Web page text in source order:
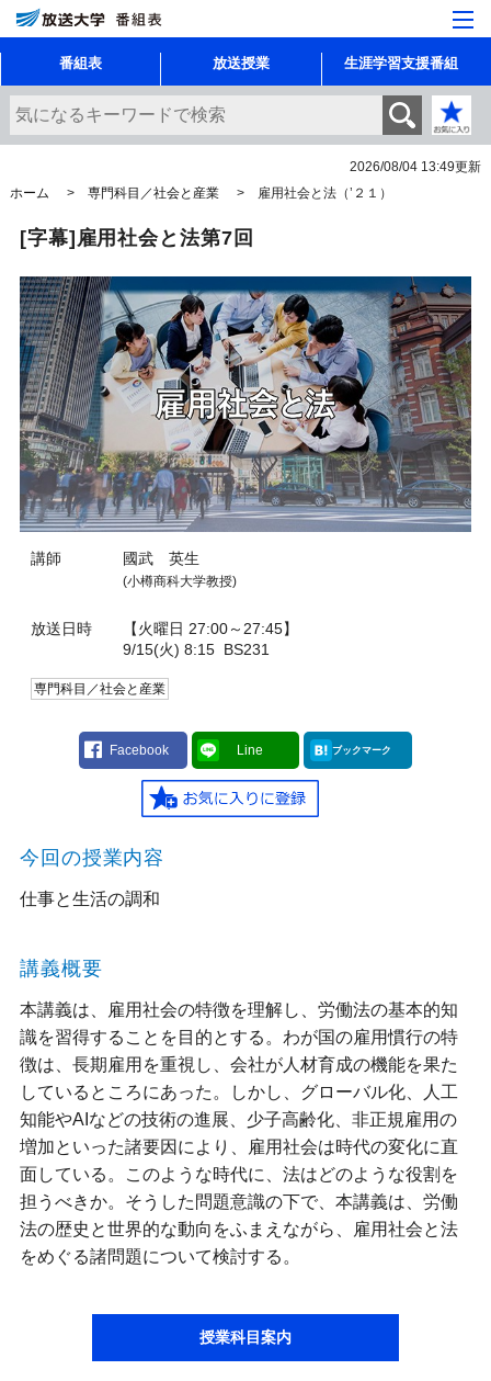
番組表 放送授業 生涯学習支援番組
2026/08/04 13:49更新
ホーム
専門科目／社会と産業 雇用社会と法（’２１）
[字幕]雇用社会と法第7回
講師 國武 英生
(小樽商科大学教授)
放送日時
【火曜日 27:00～27:45】
9/15(火) 8:15BS231
専門科目／社会と産業
Facebook Line ブックマーク
今回の授業内容
仕事と生活の調和
講義概要
本講義は、雇用社会の特徴を理解し、労働法の基本的知
識を習得することを目的とする。わが国の雇用慣行の特
徴は、長期雇用を重視し、会社が人材育成の機能を果た
しているところにあった。しかし、グローバル化、人工
知能やAIなどの技術の進展、少子高齢化、非正規雇用の
増加といった諸要因により、雇用社会は時代の変化に直
面している。このような時代に、法はどのような役割を
担うべきか。そうした問題意識の下で、本講義は、労働
法の歴史と世界的な動向をふまえながら、雇用社会と法
をめぐる諸問題について検討する。
授業科目案内